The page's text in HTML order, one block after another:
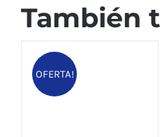
También
OFERTA!